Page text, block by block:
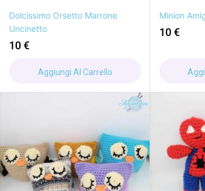
Dolcissimo Orsetto Marrone
Uncinetto
10€
Aggiungi Al Carrello
Minion
10€